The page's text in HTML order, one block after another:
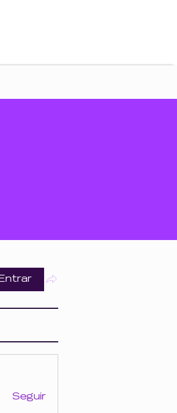
Entrar
Seguir